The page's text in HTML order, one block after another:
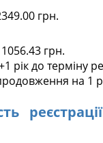
грн.
грн.
рік до терміну
на 1